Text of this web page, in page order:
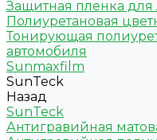
Защитная пленка для
Полиуретановая
Тонирующая
автомобиля
Sunmaxfilm
SunTeck
Назад
SunTeck
Антигравийная